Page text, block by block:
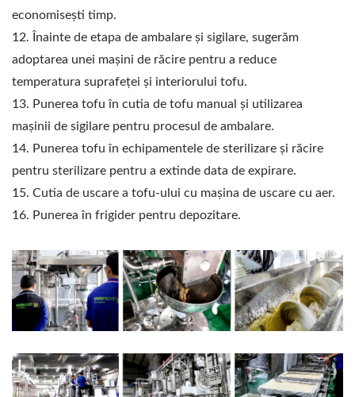
economisești timp.
12. Înainte de etapa de ambalare și sigilare, sugerăm
adoptarea unei mașini de răcire pentru a reduce
temperatura suprafeței și interiorului tofu.
13. Punerea tofu în cutia de tofu manual și utilizarea
mașinii de sigilare pentru procesul de ambalare.
14. Punerea tofu în echipamentele de sterilizare și răcire
pentru sterilizare pentru a extinde data de expirare.
15. Cutia de uscare a tofu-ului cu mașina de uscare cu aer.
16. Punerea în frigider pentru depozitare.